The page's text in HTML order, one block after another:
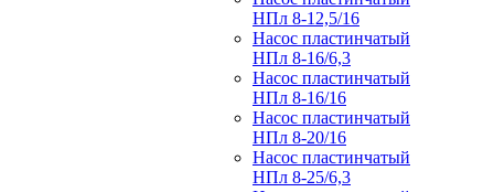
НПл 8-12,5/16
Насос пластинчатый
НПл 8-16/6,3
Насос пластинчатый
НПл 8-16/16
Насос пластинчатый
НПл 8-20/16
Насос пластинчатый
НПл 8-25/6,3